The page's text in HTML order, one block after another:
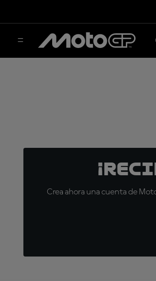
Crea ahora una cuenta de